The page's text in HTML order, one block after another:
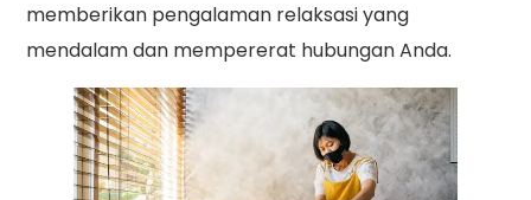
memberikan pengalaman relaksasi yang
mendalam dan mempererat hubungan Anda.